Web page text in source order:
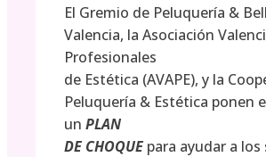
El Gremio de Peluquería &
Valencia, la Asociación
Profesionales
de Estética (AVAPE), y la
Peluquería & Estética ponen
un PLAN
DE CHOQUE para ayudar a los